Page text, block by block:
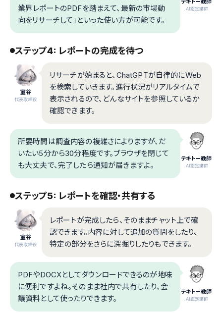
.AI認定講師
業界レポートのPDFを踏まえて、最新の市場動
向をリサーチして」といった使い方が可能です。
ステップ4: レポートの完成を待つ
室谷
代表取締役
リサーチが始まると、ChatGPTが自律的にWeb
を検索していきます。進行状況がリアルタイムで
表示されるので、どんなサイトを参照しているか
確認できます。
テキトー教師
.AI認定講師
所要時間は調査内容の複雑さによりますが、だ
いたい5分から30分程度です。ブラウザを閉じて
も大丈夫で、完了したら通知が届きますよ。
ステップ5: レポートを確認・共有する
室谷
代表取締役
レポートが完成したら、そのままチャット上で確
認できます。内容に対して追加の質問をしたり、
特定の部分をさらに深掘りしたりもできます。
テキトー教師
.AI認定講師
PDFやDOCXとしてダウンロードできるのが地味
に便利ですよね。そのまま社内で共有したり、会
議資料として使ったりできます。